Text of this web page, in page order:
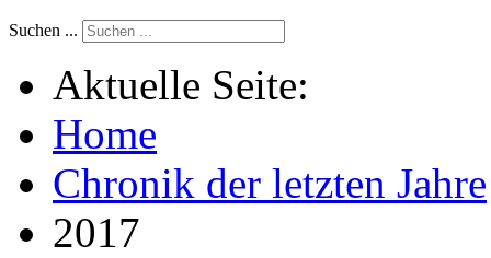
Suchen ...
Aktuelle Seite:
Home
Chronik der letzten Jahre
2017